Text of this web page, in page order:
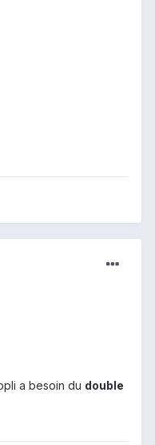
a besoin du double